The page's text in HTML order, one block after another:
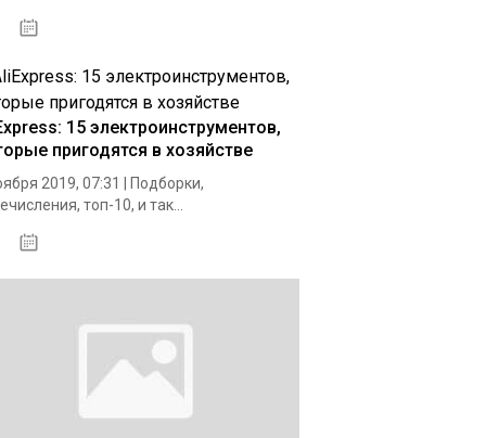
15 электроинструментов,
пригодятся в хозяйстве
2019, 07:31 | Подборки,
топ-10, и так...